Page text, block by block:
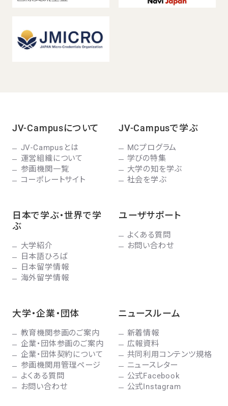
JV-Campusについて
JV-Campusとは
運営組織について
参画機関一覧
コーポレートサイト
JV-Campusで学ぶ
MCプログラム
学びの特集
大学の知を学ぶ
社会を学ぶ
日本で学ぶ・世界で学
ぶ
大学紹介
日本語ひろば
日本留学情報
海外留学情報
ユーザサポート
よくある質問
お問い合わせ
大学・企業・団体
教育機関参画のご案内
企業・団体参画のご案内
企業・団体契約について
参画機関用管理ページ
よくある質問
お問い合わせ
ニュースルーム
新着情報
広報資料
共同利用コンテンツ規格
ニュースレター
公式Facebook
公式Instagram